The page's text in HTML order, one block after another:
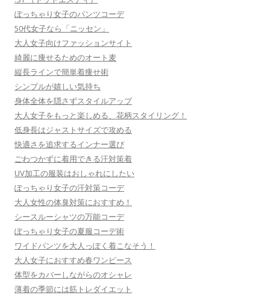
ぽっちゃり女子のパンツコーデ
50代女子なら「ニッセン」
大人女子向けファッションサイト
綺麗に痩せるためのオート麦
縦長ラインで簡単着痩せ術
シンプルが嬉しい気持ち
身体全体を隠さずスタイルアップ
大人女子をもっと楽しめる、花柄スタイリング！
低身長はジャストサイズで攻める
快適さを追求するインナー選び
ごわつかずに着用できる汗対策着
UV加工の服装はおしゃれにしたい
ぽっちゃり女子の汗対策コーデ
大人女性の体臭対策におすすめ！
シースルーシャツの万能コーデ
ぽっちゃり女子の夏服コーデ術
ワイドパンツを大人っぽく着こなそう！
大人女子におすすめ春ワンピース
体型をカバーしながらのオシャレ
薄着の季節には筋トレダイエット